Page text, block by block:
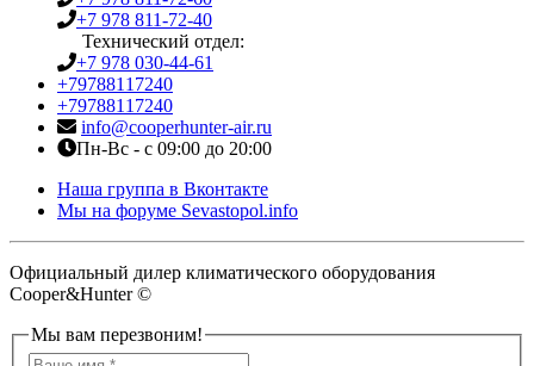
+7 978 811-72-40
Технический отдел:
+7 978 030-44-61
+79788117240
+79788117240
info@cooperhunter-air.ru
Пн-Вс - с 09:00 до 20:00
Наша группа в Вконтакте
Мы на форуме Sevastopol.info
Официальный дилер климатического оборудования
Cooper&Hunter ©
Мы вам перезвоним!